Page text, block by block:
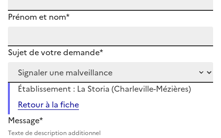
Prénom et nom*
Sujet de votre demande*
Établissement : La Storia (Charleville-Mézières)
Retour à la fiche
Message*
Texte de description additionnel